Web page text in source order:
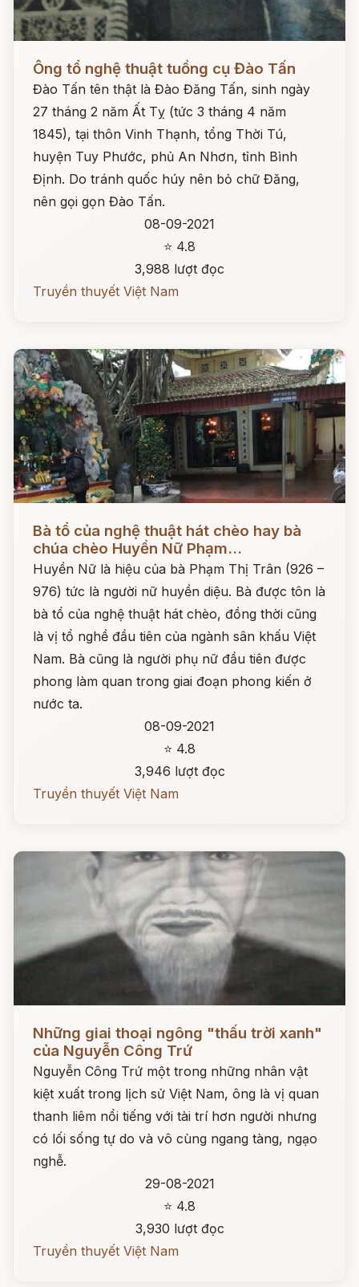
Đọc ngay
Ông tổ nghệ thuật tuồng cụ Đào Tấn
Đào Tấn tên thật là Đào Đăng Tấn, sinh ngày
27 tháng 2 năm Ất Tỵ (tức 3 tháng 4 năm
1845), tại thôn Vinh Thạnh, tổng Thời Tú,
huyện Tuy Phước, phủ An Nhơn, tỉnh Bình
Định. Do tránh quốc húy nên bỏ chữ Đăng,
nên gọi gọn Đào Tấn.
08-09-2021
⭐ 4.8
3,988 lượt đọc
Truyền thuyết Việt Nam
Đọc ngay
Bà tổ của nghệ thuật hát chèo hay bà
chúa chèo Huyền Nữ Phạm...
Huyền Nữ là hiệu của bà Phạm Thị Trân (926 –
976) tức là người nữ huyền diệu. Bà được tôn là
bà tổ của nghệ thuật hát chèo, đồng thời cũng
là vị tổ nghề đầu tiên của ngành sân khấu Việt
Nam. Bà cũng là người phụ nữ đầu tiên được
phong làm quan trong giai đoạn phong kiến ở
nước ta.
08-09-2021
⭐ 4.8
3,946 lượt đọc
Truyền thuyết Việt Nam
Những giai thoại ngông "thấu trời xanh"
của Nguyễn Công Trứ
Nguyễn Công Trứ một trong những nhân vật
kiệt xuất trong lịch sử Việt Nam, ông là vị quan
thanh liêm nổi tiếng với tài trí hơn người nhưng
có lối sống tự do và vô cùng ngang tàng, ngạo
nghễ.
29-08-2021
⭐ 4.8
3,930 lượt đọc
Truyền thuyết Việt Nam